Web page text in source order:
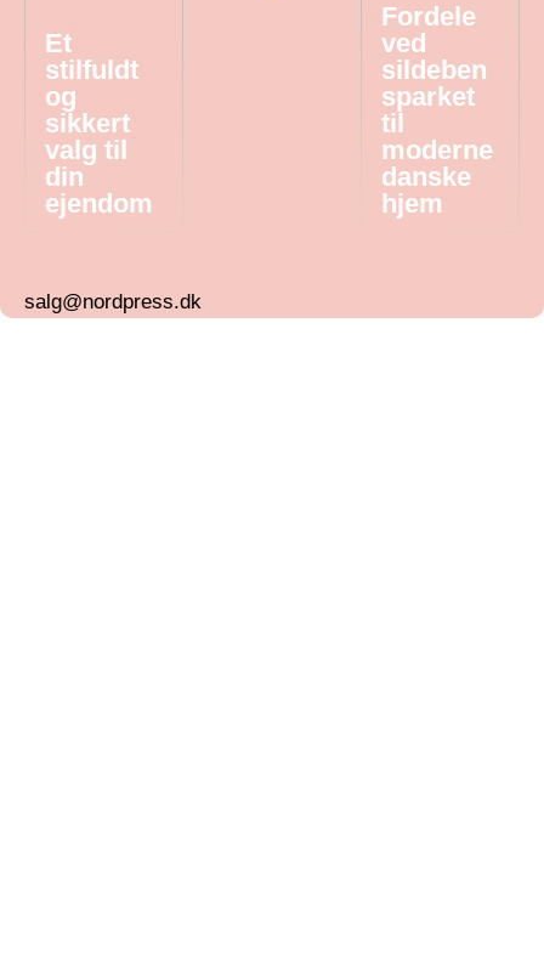
Et
stilfuldt
og
sikkert
valg til
din
ejendom
Fordele
ved
sildeben
sparket
til
moderne
danske
hjem
salg@nordpress.dk